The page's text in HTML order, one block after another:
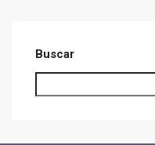
Buscar